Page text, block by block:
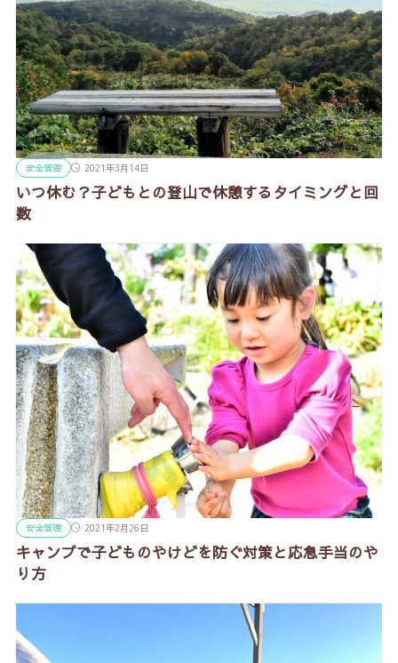
安全管理 2021年3月14日
いつ休む？子どもとの登山で休憩するタイミングと回
数
安全管理 2021年2月26日
キャンプで子どものやけどを防ぐ対策と応急手当のや
り方